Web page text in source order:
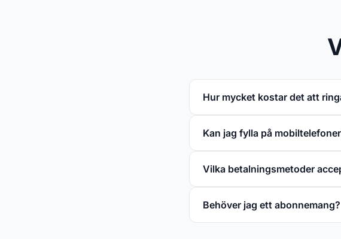
Hur mycket kostar det att
Kan jag fylla på
Vilka betalningsmetoder
Behöver jag ett abonnemang?